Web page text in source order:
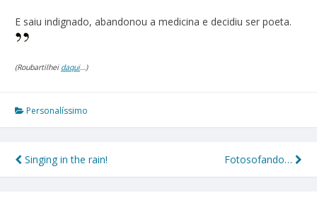
E saiu indignado, abandonou a medicina e decidiu ser poeta.
(Roubartilhei daqui…)
Personalíssimo
Navegação
Singing in the rain! Fotosofando…